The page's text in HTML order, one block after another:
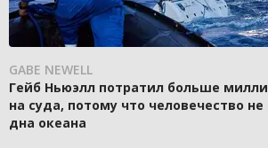
GABE NEWELL
Гейб Ньюэлл потратил больше
на суда, потому что человечество не
дна океана